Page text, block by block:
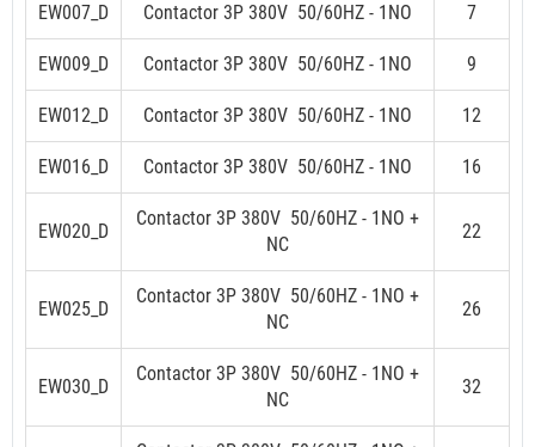
EW007_D Contactor 3P 380V 50/60HZ - 1NO 7
EW009_D Contactor 3P 380V 50/60HZ - 1NO 9
EW012_D Contactor 3P 380V 50/60HZ - 1NO 12
EW016_D Contactor 3P 380V 50/60HZ - 1NO 16
EW020_D
Contactor 3P 380V 50/60HZ - 1NO +
NC
22
EW025_D
Contactor 3P 380V 50/60HZ - 1NO +
NC
26
EW030_D
Contactor 3P 380V 50/60HZ - 1NO +
NC
32